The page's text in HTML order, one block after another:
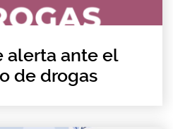
alerta ante el
de drogas